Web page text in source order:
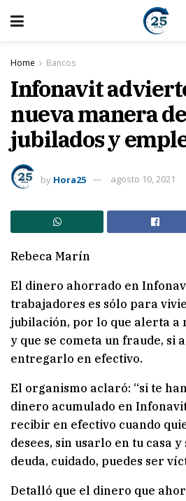
Home Bancos
Infonavit
nueva manera
jubilados y
by Hora25 agosto 10, 2021
Rebeca Marín
El dinero ahorrado en
trabajadores es sólo para
jubilación, por lo que alerta a
y que se cometa un fraude, si
entregarlo en efectivo.
El organismo aclaró: “si te
dinero acumulado en
recibir en efectivo cuando
desees, sin usarlo en tu casa
deuda, cuidado, puedes ser
Detalló que el dinero que